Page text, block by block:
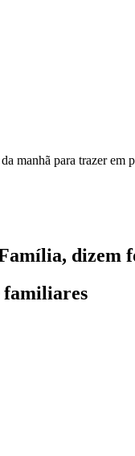
manhã para trazer em
dizem
familiares